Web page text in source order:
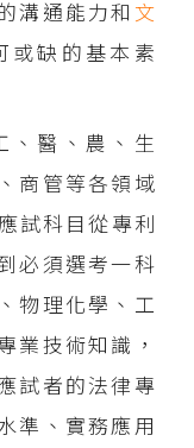
溝通能力和 文
或缺的基本素
、醫、農、生
商管等各領域
試科目從專利
必須選考一科
物理化學、工
業技術知識，
試者的法律專
準、實務應用